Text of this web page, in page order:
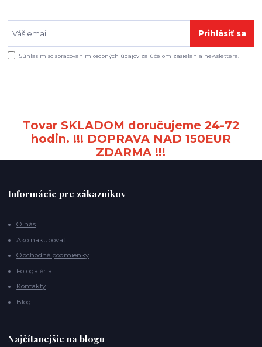
Prihlásiť sa
Súhlasím sospracovaním osobných údajov za účelom zasielania newslettera.
Tovar SKLADOM doručujeme 24-72
hodin. !!! DOPRAVA NAD 150EUR
ZDARMA !!!
Informácie pre zákazníkov
O nás
Ako nakupovať
Obchodné podmienky
Fotogaléria
Kontakty
Blog
Najčítanejšie na blogu